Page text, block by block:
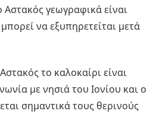
γεωγραφικά είναι
να εξυπηρετείται μετά
το καλοκαίρι είναι
με νησιά του Ιονίου και ο
σημαντικά τους θερινούς